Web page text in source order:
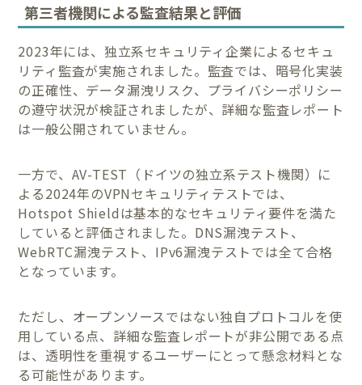
第三者機関による監査結果と評価
2023年には、独立系セキュリティ企業によるセキュ
リティ監査が実施されました。監査では、暗号化実装
の正確性、データ漏洩リスク、プライバシーポリシー
の遵守状況が検証されましたが、詳細な監査レポート
は一般公開されていません。
一方で、AV-TEST（ドイツの独立系テスト機関）に
よる2024年のVPNセキュリティテストでは、
Hotspot Shieldは基本的なセキュリティ要件を満た
していると評価されました。DNS漏洩テスト、
WebRTC漏洩テスト、IPv6漏洩テストでは全て合格
となっています。
ただし、オープンソースではない独自プロトコルを使
用している点、詳細な監査レポートが非公開である点
は、透明性を重視するユーザーにとって懸念材料とな
る可能性があります。